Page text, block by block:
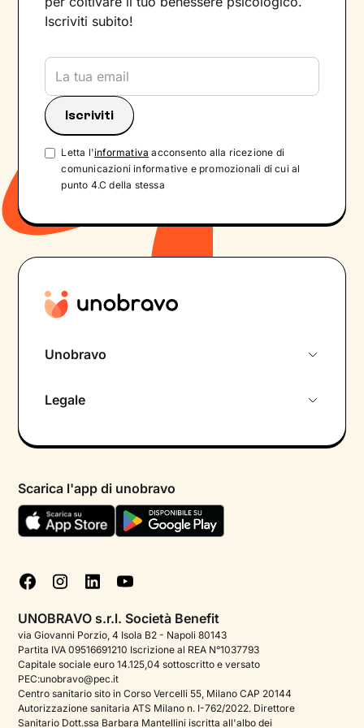
Iscriviti subito!
Letta l'informativa acconsento alla ricezione di
comunicazioni informative e promozionali di cui al
punto 4.C della stessa
Unobravo
Psicologo in chat
Aiuto urgente
FAQ
Podcast di psicologia
Corporate
Psicologo italiano all'estero
Sala stampa
Legale
Termini e condizioni
Informativa Privacy
Cookie policy
Gestisci cookie
Scarica l'app di unobravo
UNOBRAVO s.r.l. Società Benefit
via Giovanni Porzio, 4 Isola B2 - Napoli 80143
Partita IVA 09516691210 Iscrizione al REA N°1037793
Capitale sociale euro 14.125,04 sottoscritto e versato
PEC:unobravo@pec.it
Centro sanitario sito in Corso Vercelli 55, Milano CAP 20144
Autorizzazione sanitaria ATS Milano n. I-762/2022. Direttore
Sanitario Dott.ssa Barbara Mantellini iscritta all'albo dei